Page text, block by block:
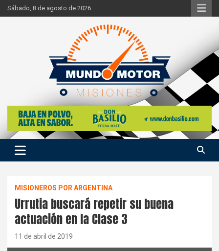
Skip
to
Sábado, 8 de agosto de 2026
Mundo Motor Misiones
Si hay ruido de motores ahí estaremos
MISIONEROS POR ARGENTINA
Urrutia buscará repetir su buena
actuación en la Clase 3
11 de abril de 2019